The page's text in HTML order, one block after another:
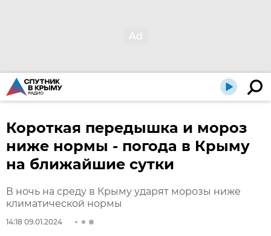
Короткая передышка и мороз
ниже нормы - погода в Крыму
на ближайшие сутки
В ночь на среду в Крыму ударят морозы ниже
климатической нормы
14:18 09.01.2024